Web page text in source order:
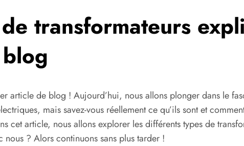
transformateurs
article de blog ! Aujourd’hui, nous allons plonger dans le
mais savez-vous réellement ce qu’ils sont et
cet article, nous allons explorer les différents types de
nous ? Alors continuons sans plus tarder !